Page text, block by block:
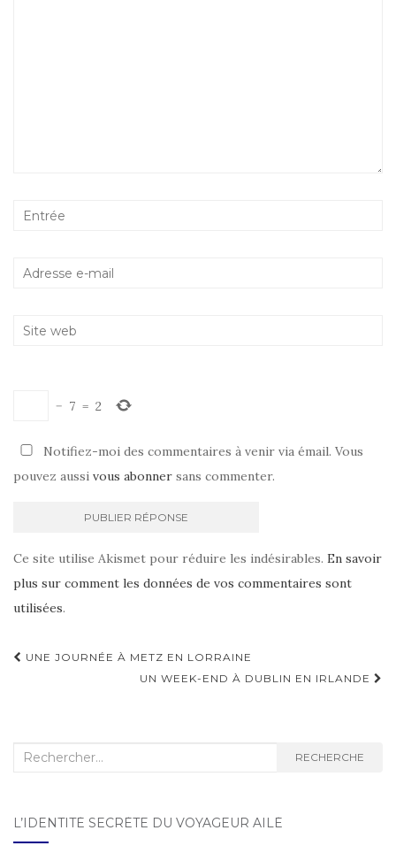
− 7 = 2
Notifiez-moi des commentaires à venir via émail. Vous
pouvez aussi vous abonner sans commenter.
Ce site utilise Akismet pour réduire les indésirables. En savoir
plus sur comment les données de vos commentaires sont
utilisées.
Navigation d'article
UNE JOURNÉE À METZ EN LORRAINE
UN WEEK-END À DUBLIN EN IRLANDE
Recherche : RECHERCHE
L’IDENTITÉ SECRÈTE DU VOYAGEUR AILÉ